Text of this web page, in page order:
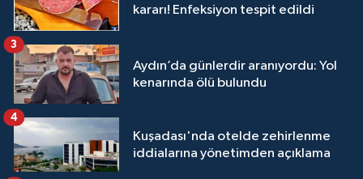
kararı! Enfeksiyon tespit edildi
Aydın’da günlerdir aranıyordu: Yol
kenarında ölü bulundu
3
Kuşadası'nda otelde zehirlenme
iddialarına yönetimden açıklama
4